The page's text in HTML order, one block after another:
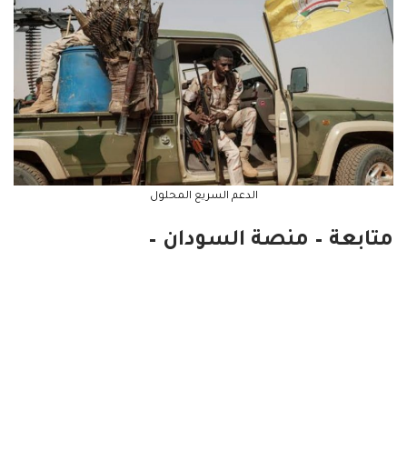
الدعم السريع المحلول
متابعة – منصة السودان –